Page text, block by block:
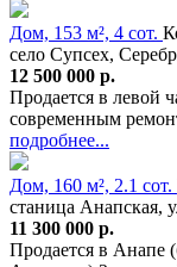
Дом, 153 м², 4 сот.
село Супсех,
12 500 000 р.
Продается в левой
современным
подробнее...
Дом, 160 м², 2.1 сот.
станица Анапская,
11 300 000 р.
Продается в Анапе